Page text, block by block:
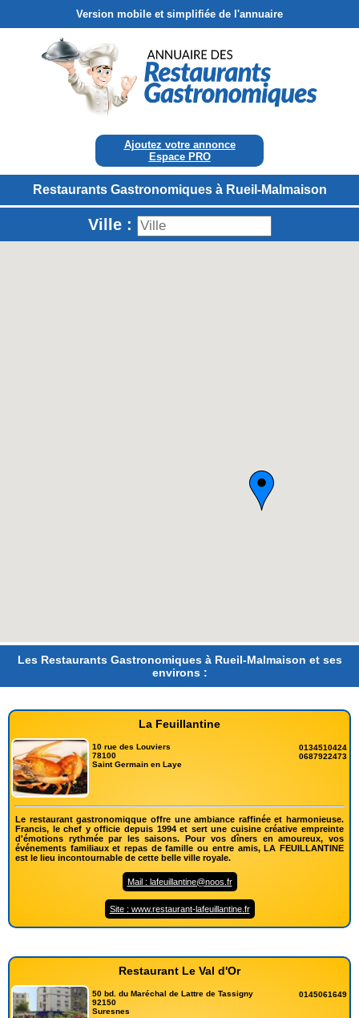
Version mobile et simplifiée de l'annuaire
Ajoutez votre annonce
Espace PRO
Restaurants Gastronomiques à Rueil-Malmaison
Ville :
Les Restaurants Gastronomiques à Rueil-Malmaison et ses
environs :
La Feuillantine
10 rue des Louviers
78100
Saint Germain en Laye
0134510424
0687922473
Le restaurant gastronomiqque offre une ambiance raffinée et harmonieuse.
Francis, le chef y officie depuis 1994 et sert une cuisine créative empreinte
d'émotions rythmée par les saisons. Pour vos dîners en amoureux, vos
événements familiaux et repas de famille ou entre amis, LA FEUILLANTINE
est le lieu incontournable de cette belle ville royale.
Mail : lafeuillantine@noos.fr
Site : www.restaurant-lafeuillantine.fr
Restaurant Le Val d'Or
50 bd. du Maréchal de Lattre de Tassigny
92150
Suresnes
0145061649